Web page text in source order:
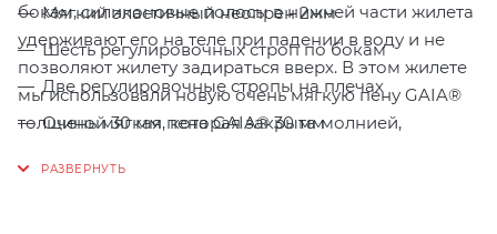
бокам, силиконовые полосы в нижней части жилета
удерживают его на теле при падении в воду и не
позволяют жилету задираться вверх. В этом жилете
мы использовали новую очень мягкую пену GAIA®
толщиной 30 мм, которая закрыта молнией,
или стирки жилета.
Мягкий эластичный неопрен 2мм
Шесть регулировочных строп по бокам
Две регулировочные стропы на плечах
Очень мягкая пена GAIA® 30 мм
Внешний и внутренний материалы - 100% нейлон.